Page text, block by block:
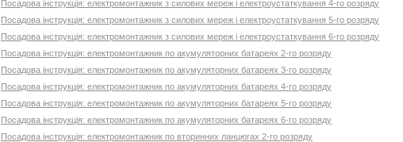
Посадова інструкція: електромонтажник з силових мереж і електроустаткування 4-го розряду
Посадова інструкція: електромонтажник з силових мереж і електроустаткування 5-го розряду
Посадова інструкція: електромонтажник з силових мереж і електроустаткування 6-го розряду
Посадова інструкція: електромонтажник по акумуляторних батареях 2-го розряду
Посадова інструкція: електромонтажник по акумуляторних батареях 3-го розряду
Посадова інструкція: електромонтажник по акумуляторних батареях 4-го розряду
Посадова інструкція: електромонтажник по акумуляторних батареях 5-го розряду
Посадова інструкція: електромонтажник по акумуляторних батареях 6-го розряду
Посадова інструкція: електромонтажник по вторинних ланцюгах 2-го розряду